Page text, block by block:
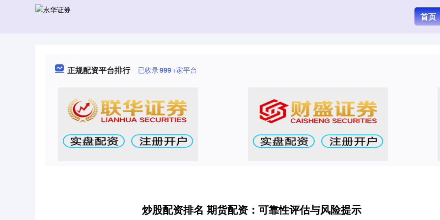
首页
正规配资平台排行 已收录999+家平台
炒股配资排名 期货配资：可靠性评估与风险提示